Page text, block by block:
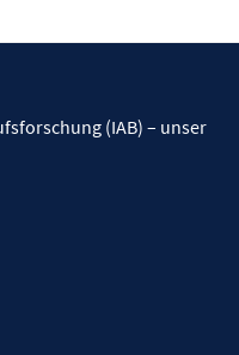
(IAB) – unser